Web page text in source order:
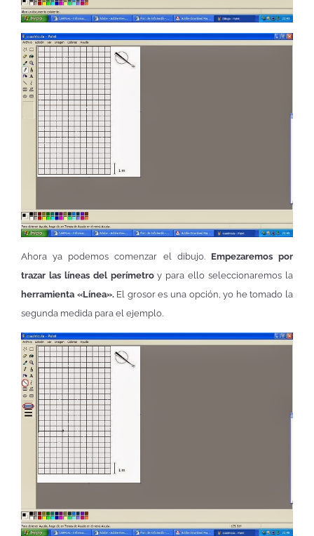
Ahora ya podemos comenzar el dibujo.Empezaremos por
trazar las líneas del perímetroy para ello seleccionaremos la
herramienta «Línea».El grosor es una opción, yo he tomado la
segunda medida para el ejemplo.